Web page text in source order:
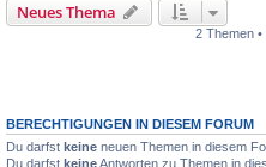
Neues Thema
2 Themen •
BERECHTIGUNGEN IN DIESEM FORUM
Du darfst keine neuen Themen in diesem
Du darfst keineAntworten zu Themen in